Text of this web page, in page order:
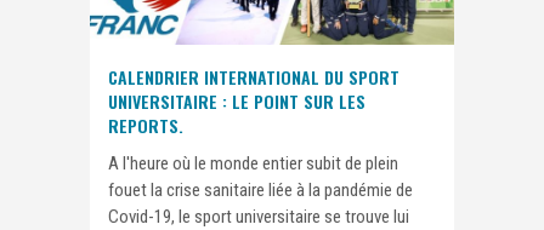
CALENDRIER INTERNATIONAL DU SPORT
UNIVERSITAIRE : LE POINT SUR LES
REPORTS.
A l'heure où le monde entier subit de plein
fouet la crise sanitaire liée à la pandémie de
Covid-19, le sport universitaire se trouve lui